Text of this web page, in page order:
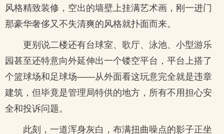
风格精致装修，空出的墙壁上挂满艺术画，刚一进门
那豪华奢侈又不失清爽的风格就扑面而来。
更别说二楼还有台球室、歌厅、泳池、小型游乐
园甚至还特意向外延伸出一个镂空平台，平台上搭了
个篮球场和足球场——从外面看这玩意完全就是违章
建筑，但毕竟是管理局特供的地方，所有不用担心安
全和投诉问题。
此刻，一道浑身灰白，布满扭曲噪点的影子正坐